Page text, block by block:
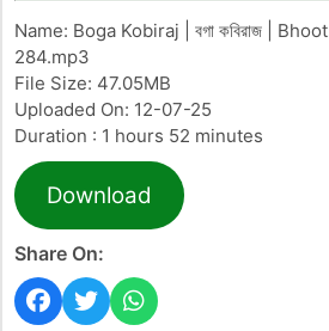
Name: Boga Kobiraj | বগা কবিরাজ |
284.mp3
File Size: 47.05MB
Uploaded On: 12-07-25
Duration : 1 hours 52 minutes
Download
Share On: